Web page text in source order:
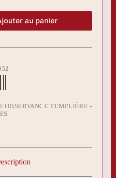
au panier
OBSERVANCE TEMPLIÈRE -